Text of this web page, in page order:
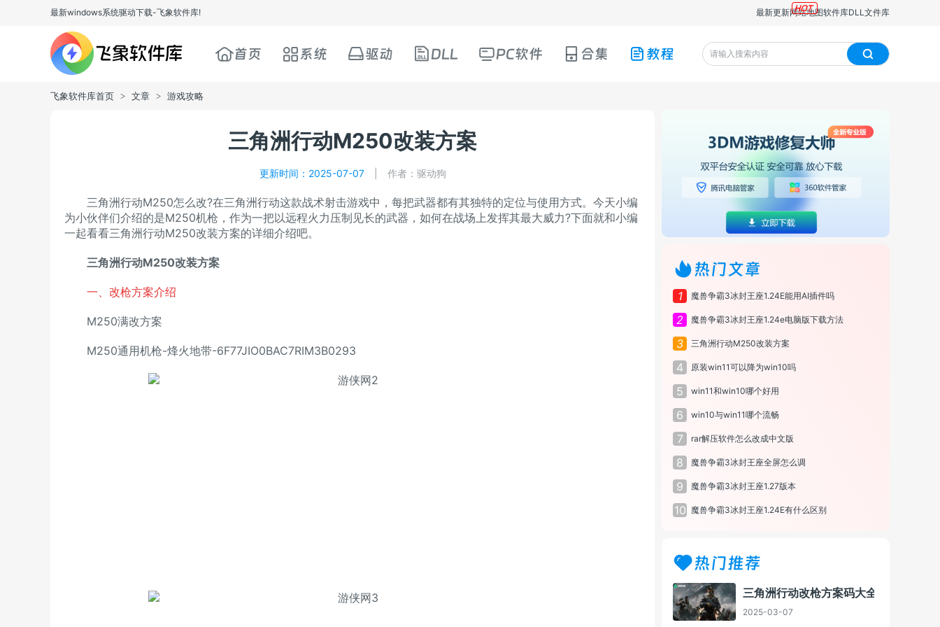
最新windows系统驱动下载-飞象软件库! 最新更新网站地图软件库DLL文件库
首页 系统 驱动 DLL PC软件 合集 教程
飞象软件库首页 > 文章 > 游戏攻略
三角洲行动M250改装方案
更新时间：2025-07-07 作者：驱动狗
三角洲行动M250怎么改?在三角洲行动这款战术射击游戏中，每把武器都有其独特的定位与使用方式。今天小编
为小伙伴们介绍的是M250机枪，作为一把以远程火力压制见长的武器，如何在战场上发挥其最大威力?下面就和小编
一起看看三角洲行动M250改装方案的详细介绍吧。
三角洲行动M250改装方案
一、改枪方案介绍
M250满改方案
M250通用机枪-烽火地带-6F77JIO0BAC7RIM3B0293
热门文章
1 魔兽争霸3冰封王座1.24E能用AI插件吗
2 魔兽争霸3冰封王座1.24e电脑版下载方法
3 三角洲行动M250改装方案
4 原装win11可以降为win10吗
5 win11和win10哪个好用
6 win10与win11哪个流畅
7 rar解压软件怎么改成中文版
8 魔兽争霸3冰封王座全屏怎么调
9 魔兽争霸3冰封王座1.27版本
10 魔兽争霸3冰封王座1.24E有什么区别
热门推荐
三角洲行动改枪方案码大全
2025-03-07